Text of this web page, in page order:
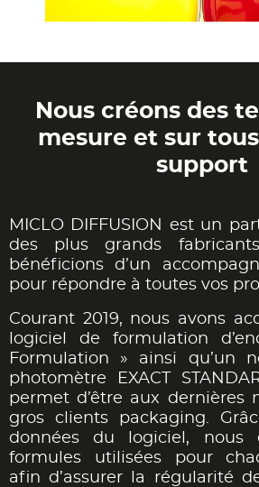
Nous créons des
mesure et sur
support
MICLO DIFFUSION est un
des plus grands
bénéficions d’un
pour répondre à toutes vos
Courant 2019, nous avons
logiciel de formulation
Formulation » ainsi qu’un
photomètre EXACT
permet d’être aux dernières
gros clients packaging.
données du logiciel, nous
formules utilisées pour
afin d’assurer la régularité